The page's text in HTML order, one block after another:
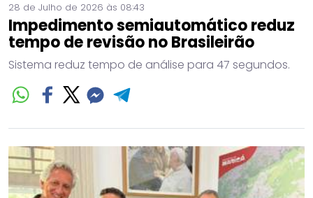
28 de Julho de 2026 às 08:43
Impedimento semiautomático reduz
tempo de revisão no Brasileirão
Sistema reduz tempo de análise para 47 segundos.